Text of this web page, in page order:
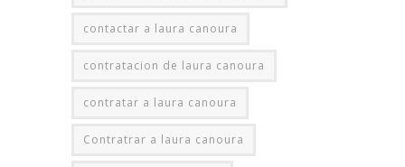
contactar a laura canoura
contratacion de laura canoura
contratar a laura canoura
Contratrar a laura canoura